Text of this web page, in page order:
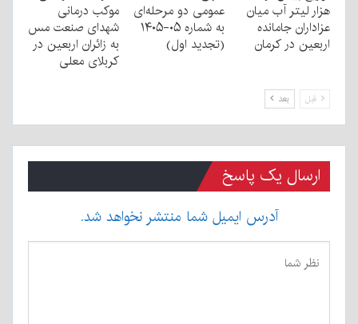
هزار لیتر آب میان
عزاداران جامانده
اربعین در کرمان
عمومی دو مرحله‌ای
به شماره ۰۵-۱۴۰۵
(تجدید اول)
موکب درمانی
شهدای صنعت مس
به زائران اربعین در
کربلای معلی
قبل بعد
ارسال یک پاسخ
آدرس ایمیل شما منتشر نخواهد شد.